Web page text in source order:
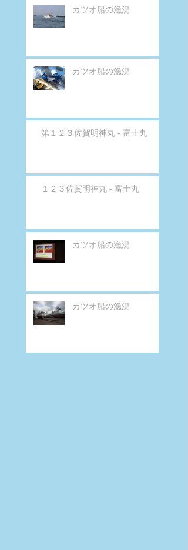
カツオ船の漁況
カツオ船の漁況
第１２３佐賀明神丸 - 富士丸
１２３佐賀明神丸 - 富士丸
カツオ船の漁況
カツオ船の漁況